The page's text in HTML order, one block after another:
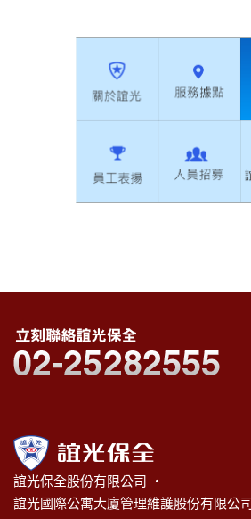
誼光保全股份有限公司 ‧
誼光國際公寓大廈管理維護股份有限公司